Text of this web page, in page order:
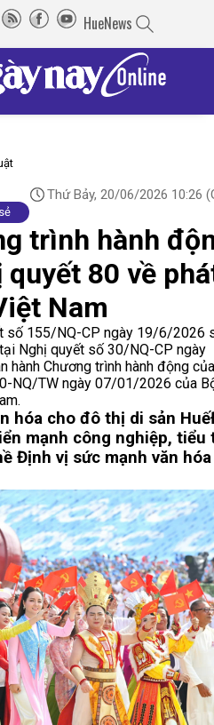
HueNews
Thứ Bảy, 20/06/2026 10:26
trình hành
80 về
Nam
số 155/NQ-CP ngày 19/6/2026
Nghị quyết số 30/NQ-CP ngày
Chương trình hành động
NQ/TW ngày 07/01/2026 của
hóa cho đô thị di sản Huế
mạnh công nghiệp, tiểu
Định vị sức mạnh văn hóa